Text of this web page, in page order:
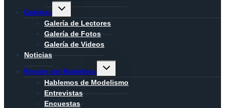
Galerías
Alternar
menú
hijo
Galería de Lectores
Galería de Fotos
Galería de Videos
Noticias
Rincón del Modelista
Alternar
menú
hijo
Hablemos de Modelismo
Entrevistas
Encuestas